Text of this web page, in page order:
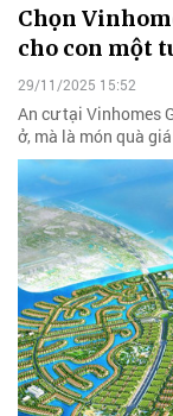
Chọn
cho con một
29/11/2025 15:52
An cư tại Vinhomes
ở, mà là món quà